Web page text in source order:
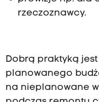
rzeczoznawcy.
Dobrą praktyką
planowanego
na nieplanowane